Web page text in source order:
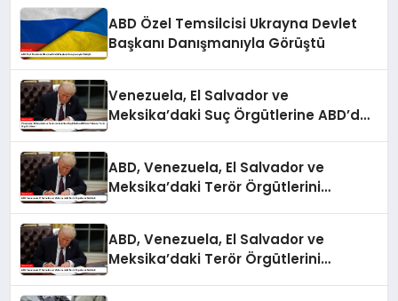
ABD Özel Temsilcisi Ukrayna Devlet
Başkanı Danışmanıyla Görüştü
Venezuela, El Salvador ve
Meksika’daki Suç Örgütlerine ABD’den
ABD, Venezuela, El Salvador ve
Meksika’daki Terör Örgütlerini
ABD, Venezuela, El Salvador ve
Meksika’daki Terör Örgütlerini